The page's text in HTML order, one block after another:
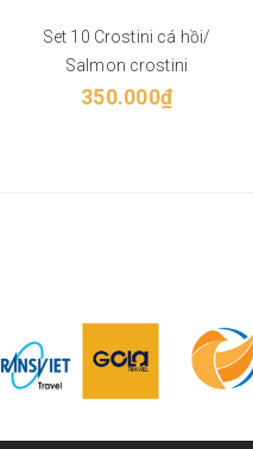
Set 10 Crostini cá hồi/
Salmon crostini
350.000₫